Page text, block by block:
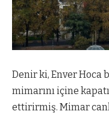
Denir ki, Enver Hoca
mimarını içine
ettirirmiş. Mimar